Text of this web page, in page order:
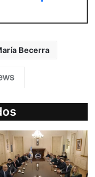
Becerra